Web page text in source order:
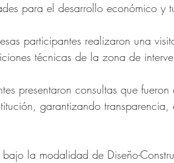
para el desarrollo económico y
participantes realizaron una
técnicas de la zona de
presentaron consultas que
garantizando
la modalidad de Diseño-